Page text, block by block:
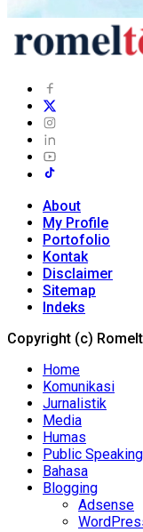
About
My Profile
Portofolio
Kontak
Disclaimer
Sitemap
Indeks
Copyright (c)
Home
Komunikasi
Jurnalistik
Media
Humas
Public Speaking
Bahasa
Blogging
Adsense